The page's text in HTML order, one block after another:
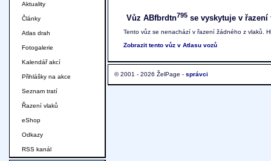
Vůz ABfbrdtn795 se vyskytuje v řazení
Tento vůz se nenachází v řazení žádného z vlaků.
Zobrazit tento vůz v Atlasu vozů
© 2001 - 2026 ŽelPage - správci
Aktuality
Články
Atlas drah
Fotogalerie
Kalendář akcí
Přihlášky na akce
Seznam tratí
Řazení vlaků
eShop
Odkazy
RSS kanál